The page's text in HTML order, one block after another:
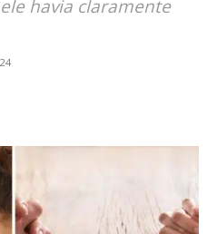
havia claramente